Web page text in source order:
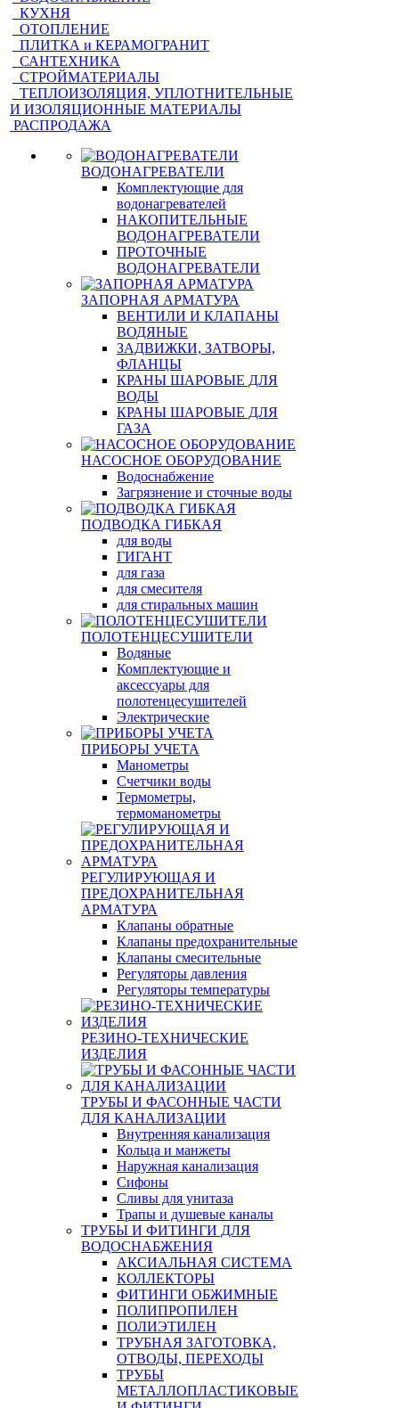
КУХНЯ
ОТОПЛЕНИЕ
ПЛИТКА и КЕРАМОГРАНИТ
САНТЕХНИКА
СТРОЙМАТЕРИАЛЫ
ТЕПЛОИЗОЛЯЦИЯ, УПЛОТНИТЕЛЬНЫЕ
И ИЗОЛЯЦИОННЫЕ МАТЕРИАЛЫ
РАСПРОДАЖА
ВОДОНАГРЕВАТЕЛИ
Комплектующие для
водонагревателей
НАКОПИТЕЛЬНЫЕ
ВОДОНАГРЕВАТЕЛИ
ПРОТОЧНЫЕ
ВОДОНАГРЕВАТЕЛИ
ЗАПОРНАЯ АРМАТУРА
ВЕНТИЛИ И КЛАПАНЫ
ВОДЯНЫЕ
ЗАДВИЖКИ, ЗАТВОРЫ,
ФЛАНЦЫ
КРАНЫ ШАРОВЫЕ ДЛЯ
ВОДЫ
КРАНЫ ШАРОВЫЕ ДЛЯ
ГАЗА
НАСОСНОЕ ОБОРУДОВАНИЕ
Водоснабжение
Загрязнение и сточные воды
ПОДВОДКА ГИБКАЯ
для воды
ГИГАНТ
для газа
для смесителя
для стиральных машин
ПОЛОТЕНЦЕСУШИТЕЛИ
Водяные
Комплектующие и
аксессуары для
полотенцесушителей
Электрические
ПРИБОРЫ УЧЕТА
Манометры
Счетчики воды
Термометры,
термоманометры
РЕГУЛИРУЮЩАЯ И
ПРЕДОХРАНИТЕЛЬНАЯ
АРМАТУРА
Клапаны обратные
Клапаны предохранительные
Клапаны смесительные
Регуляторы давления
Регуляторы температуры
РЕЗИНО-ТЕХНИЧЕСКИЕ
ИЗДЕЛИЯ
ТРУБЫ И ФАСОННЫЕ ЧАСТИ
ДЛЯ КАНАЛИЗАЦИИ
Внутренняя канализация
Кольца и манжеты
Наружная канализация
Сифоны
Сливы для унитаза
Трапы и душевые каналы
ТРУБЫ И ФИТИНГИ ДЛЯ
ВОДОСНАБЖЕНИЯ
АКСИАЛЬНАЯ СИСТЕМА
КОЛЛЕКТОРЫ
ФИТИНГИ ОБЖИМНЫЕ
ПОЛИПРОПИЛЕН
ПОЛИЭТИЛЕН
ТРУБНАЯ ЗАГОТОВКА,
ОТВОДЫ, ПЕРЕХОДЫ
ТРУБЫ
МЕТАЛЛОПЛАСТИКОВЫЕ